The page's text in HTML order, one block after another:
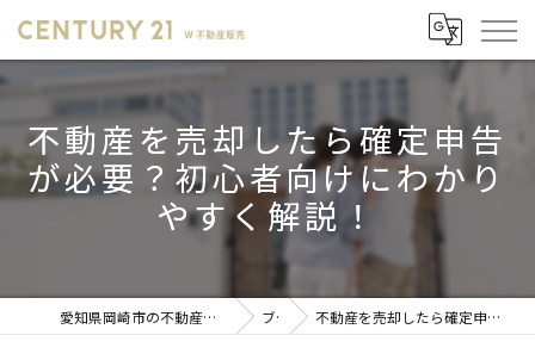
不動産を売却したら確定申告
が必要？初心者向けにわかり
やすく解説！
愛知県岡崎市の不動産売却ならセンチュリー21 W不動産販売 ブログ 不動産を売却したら確定申告が必要？初心者向けにわかりやすく解説！